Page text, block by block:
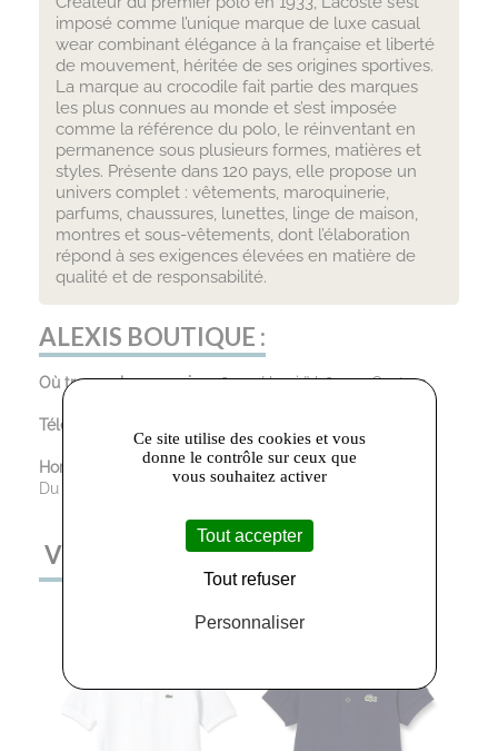
imposé comme l’unique marque de luxe casual
wear combinant élégance à la française et liberté
de mouvement, héritée de ses origines sportives.
La marque au crocodile fait partie des marques
les plus connues au monde et s’est imposée
comme la référence du polo, le réinventant en
permanence sous plusieurs formes, matières et
styles. Présente dans 120 pays, elle propose un
univers complet : vêtements, maroquinerie,
parfums, chaussures, lunettes, linge de maison,
montres et sous-vêtements, dont l’élaboration
répond à ses exigences élevées en matière de
qualité et de responsabilité.
ALEXIS BOUTIQUE :
Où trouver le magasin :28 rue Henri IV, 81100 Castres
Téléphone :
Horaires d’ouverture :
Du Mardi au Samedi : 9:00 - 12:00 / 14:00 - 19:00
VOUS AIMEREZ AUSSI
Ce site utilise des cookies et vous
donne le contrôle sur ceux que
vous souhaitez activer
Tout accepter
Tout refuser
Personnaliser